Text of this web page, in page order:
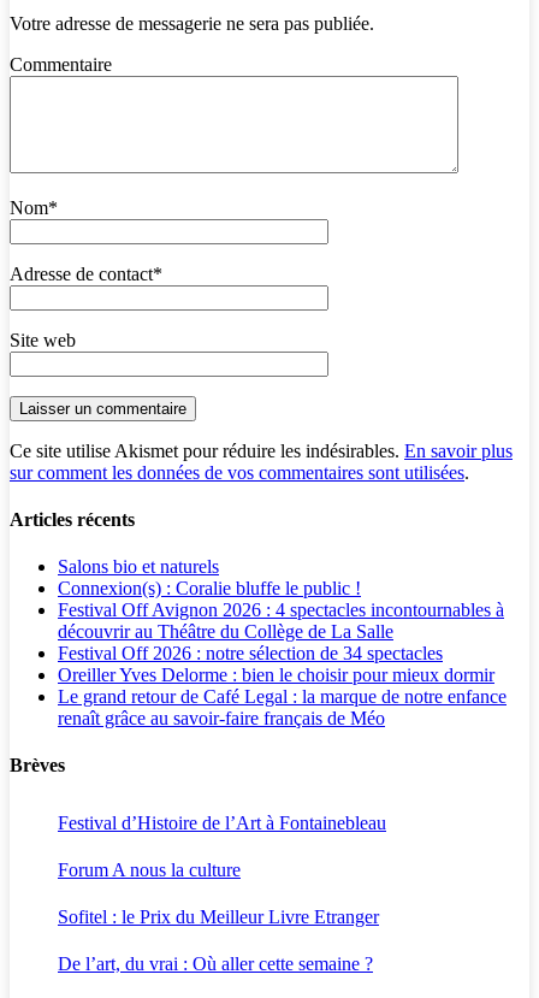
Votre adresse de messagerie ne sera pas publiée.
Commentaire
Nom*
Adresse de contact*
Site web
Ce site utilise Akismet pour réduire les indésirables. En savoir plus
sur comment les données de vos commentaires sont utilisées.
Articles récents
Salons bio et naturels
Connexion(s) : Coralie bluffe le public !
Festival Off Avignon 2026 : 4 spectacles incontournables à
découvrir au Théâtre du Collège de La Salle
Festival Off 2026 : notre sélection de 34 spectacles
Oreiller Yves Delorme : bien le choisir pour mieux dormir
Le grand retour de Café Legal : la marque de notre enfance
renaît grâce au savoir-faire français de Méo
Brèves
Festival d’Histoire de l’Art à Fontainebleau
Forum A nous la culture
Sofitel : le Prix du Meilleur Livre Etranger
De l’art, du vrai : Où aller cette semaine ?